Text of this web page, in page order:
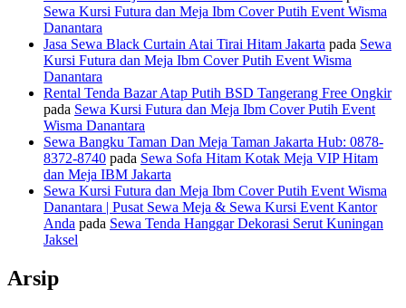
Sewa Kursi Futura dan Meja Ibm Cover Putih Event Wisma
Danantara
Jasa Sewa Black Curtain Atai Tirai Hitam Jakarta pada Sewa
Kursi Futura dan Meja Ibm Cover Putih Event Wisma
Danantara
Rental Tenda Bazar Atap Putih BSD Tangerang Free Ongkir
pada Sewa Kursi Futura dan Meja Ibm Cover Putih Event
Wisma Danantara
Sewa Bangku Taman Dan Meja Taman Jakarta Hub: 0878-
8372-8740 pada Sewa Sofa Hitam Kotak Meja VIP Hitam
dan Meja IBM Jakarta
Sewa Kursi Futura dan Meja Ibm Cover Putih Event Wisma
Danantara | Pusat Sewa Meja & Sewa Kursi Event Kantor
Anda pada Sewa Tenda Hanggar Dekorasi Serut Kuningan
Jaksel
Arsip